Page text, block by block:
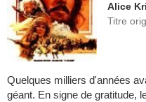
Alice
Titre
Quelques milliers d'années
géant. En signe de gratitude,